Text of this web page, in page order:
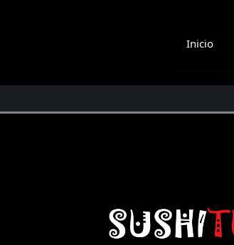
Inicio